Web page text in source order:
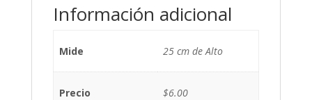
Información adicional
Mide 25 cm de Alto
Precio $6.00